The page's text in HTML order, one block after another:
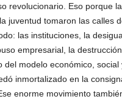
revolucionario. Eso porque
juventud tomaron las calles
las instituciones, la
empresarial, la
del modelo económico, social
inmortalizado en la
enorme movimiento